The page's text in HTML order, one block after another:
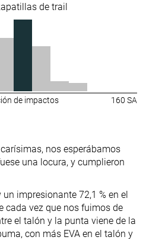
de trail
de impactos 160 SA
nos esperábamos
una locura, y cumplieron
impresionante 72,1 % en el
cada vez que nos fuimos de
el talón y la punta viene de la
con más EVA en el talón y